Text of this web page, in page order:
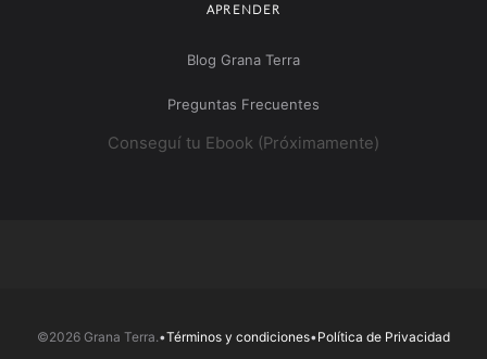
APRENDER
Blog Grana Terra
Preguntas Frecuentes
Conseguí tu Ebook (Próximamente)
©2026 Grana Terra.•Términos y condiciones•Política de Privacidad